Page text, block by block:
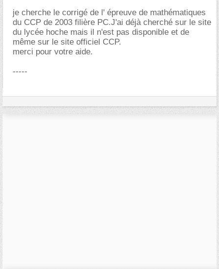
je cherche le corrigé de l' épreuve de mathématiques
du CCP de 2003 filière PC.J'ai déjà cherché sur le site
du lycée hoche mais il n'est pas disponible et de
même sur le site officiel CCP.
merci pour votre aide.
-----